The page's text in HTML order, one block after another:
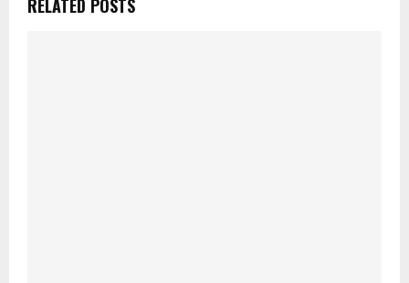
RELATED POSTS